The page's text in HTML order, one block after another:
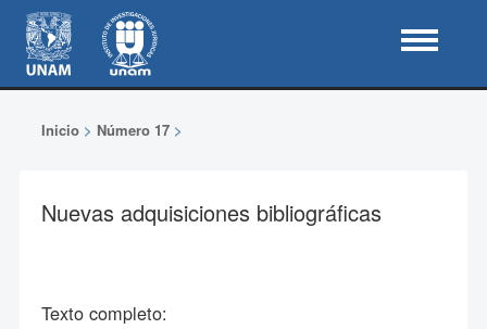
Inicio> Número 17>
Nuevas adquisiciones bibliográficas
Texto completo: